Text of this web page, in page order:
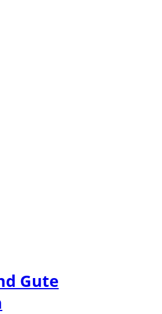
Gute